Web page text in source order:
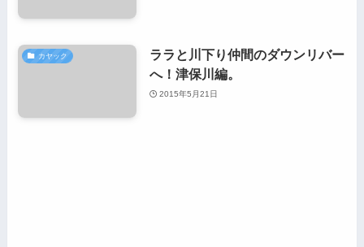
カヤック
ララと川下り仲間のダウンリバー
へ！津保川編。
2015年5月21日